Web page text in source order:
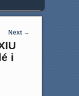
Next →
i